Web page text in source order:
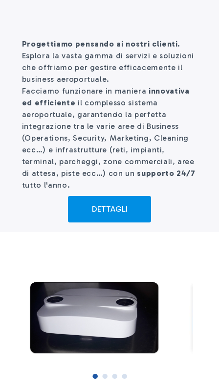
Progettiamo pensando ai nostri clienti.
Esplora la vasta gamma di servizi e soluzioni
che offriamo per gestire efficacemente il
business aeroportuale.
Facciamo funzionare in maniera innovativa
ed efficiente il complesso sistema
aeroportuale, garantendo la perfetta
integrazione tra le varie aree di Business
(Operations, Security, Marketing, Cleaning
ecc…) e infrastrutture (reti, impianti,
terminal, parcheggi, zone commerciali, aree
di attesa, piste ecc…) con un supporto 24/7
tutto l'anno.
DETTAGLI